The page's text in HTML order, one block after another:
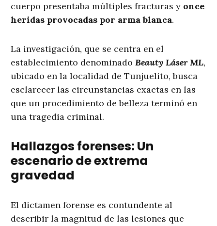
cuerpo presentaba múltiples fracturas y once
heridas provocadas por arma blanca.
La investigación, que se centra en el
establecimiento denominadoBeauty Láser ML,
ubicado en la localidad de Tunjuelito, busca
esclarecer las circunstancias exactas en las
que un procedimiento de belleza terminó en
una tragedia criminal.
Hallazgos forenses: Un
escenario de extrema
gravedad
El dictamen forense es contundente al
describir la magnitud de las lesiones que